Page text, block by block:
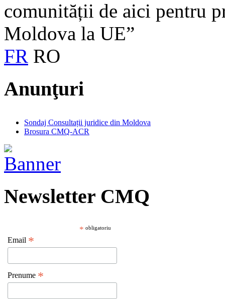
comunității de aici pentru
Moldova la UE”
FR RO
Anunţuri
Sondaj Consultații juridice din Moldova
Brosura CMQ-ACR
Newsletter CMQ
* obligatoriu
Email *
Prenume *